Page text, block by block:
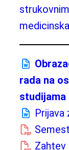
rada na
studijama
Prijava
Zahtev